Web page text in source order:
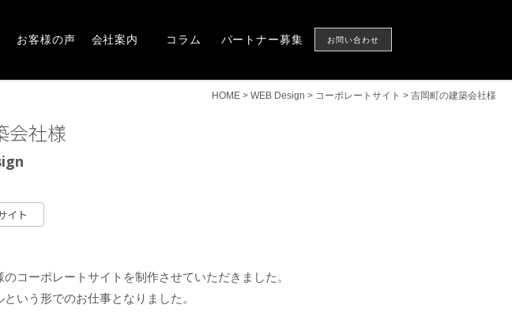
ァー企画
お客様の声
会社案内
コラム
パートナー募集
お問い合わせ
HOME > WEB Design > コーポレートサイト > 吉岡町の建築会社様
会社様
イト
コーポレートサイトを制作させていただきました。
いう形でのお仕事となりました。